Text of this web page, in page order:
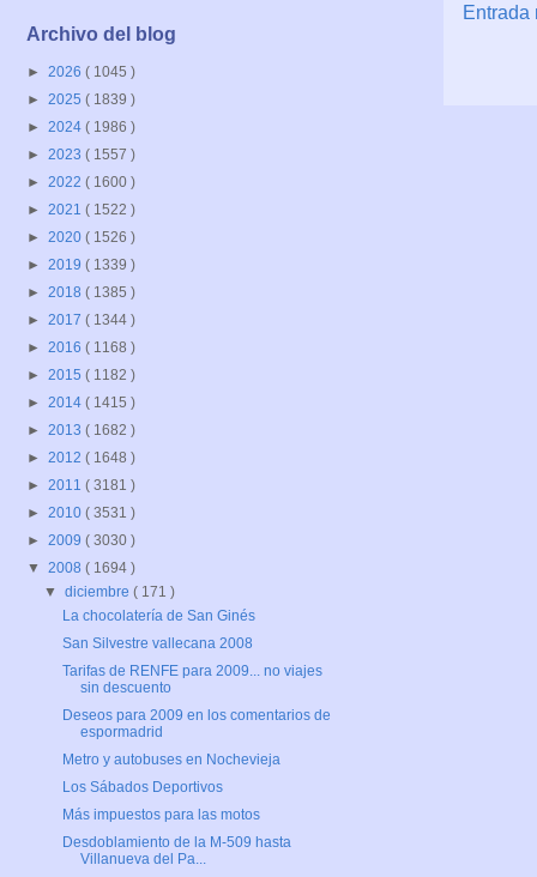
Entrada
Archivo del blog
► 2026 ( 1045 )
► 2025 ( 1839 )
► 2024 ( 1986 )
► 2023 ( 1557 )
► 2022 ( 1600 )
► 2021 ( 1522 )
► 2020 ( 1526 )
► 2019 ( 1339 )
► 2018 ( 1385 )
► 2017 ( 1344 )
► 2016 ( 1168 )
► 2015 ( 1182 )
► 2014 ( 1415 )
► 2013 ( 1682 )
► 2012 ( 1648 )
► 2011 ( 3181 )
► 2010 ( 3531 )
► 2009 ( 3030 )
▼ 2008 ( 1694 )
▼diciembre( 171 )
La chocolatería de San Ginés
San Silvestre vallecana 2008
Tarifas de RENFE para 2009... no viajes
sin descuento
Deseos para 2009 en los comentarios de
espormadrid
Metro y autobuses en Nochevieja
Los Sábados Deportivos
Más impuestos para las motos
Desdoblamiento de la M-509 hasta
Villanueva del Pa...